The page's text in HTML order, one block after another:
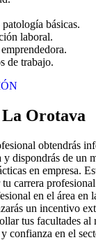
básicas.
laboral.
de trabajo.
Orotava
obtendrás
y dispondrás de un
en empresa.
carrera
en el área en
un incentivo
tus facultades al
confianza en el